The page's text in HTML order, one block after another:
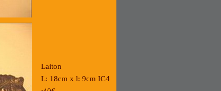
Laiton
L: 18cm x l: 9cm IC4